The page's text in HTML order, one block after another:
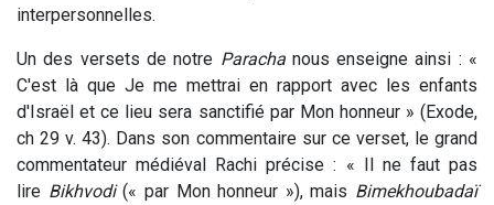
interpersonnelles.
Un des versets de notre Parachanous enseigne ainsi : «
C'est là que Je me mettrai en rapport avec les enfants
d'Israël et ce lieu sera sanctifié par Mon honneur » (Exode,
ch 29 v. 43). Dans son commentaire sur ce verset, le grand
commentateur médiéval Rachi précise : « Il ne faut pas
lire Bikhvodi(« par Mon honneur »), mais Bimekhoubadaï